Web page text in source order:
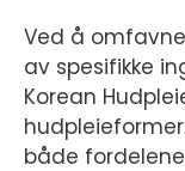
Ved å
av spesifikke
Korean
både